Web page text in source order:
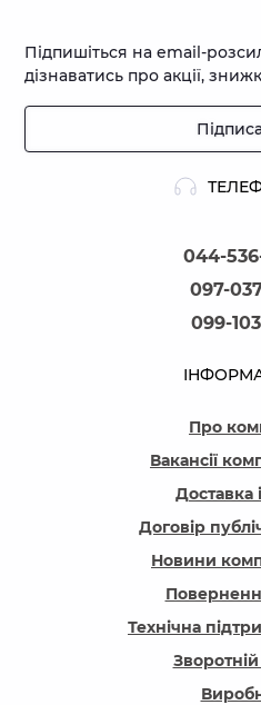
044-
097-
099-
Підпишіться на email-
дізнаватись про акції,
Про
Вакансії
Доставка
Договір
Новини
Технічна
Зворотній